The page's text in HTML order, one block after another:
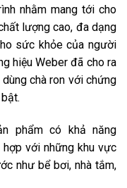
nhằm mang tới cho
lượng cao, đa dạng
sức khỏe của người
hiệu Weber đã cho ra
chà ron với chứng
phẩm có khả năng
với những khu vực
như bể bơi, nhà tắm,